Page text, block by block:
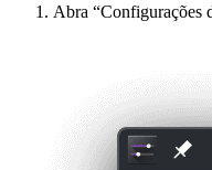
Abra “Configurações